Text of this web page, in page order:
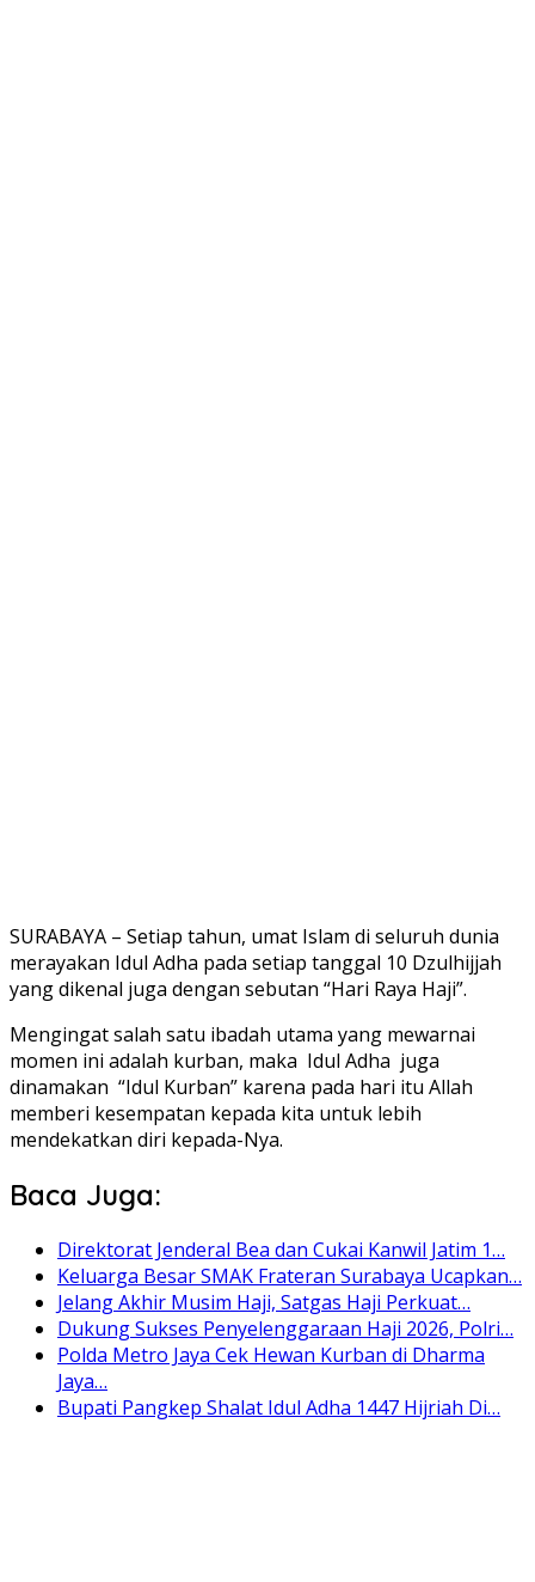
SURABAYA – Setiap tahun, umat Islam di seluruh dunia
merayakan Idul Adha pada setiap tanggal 10 Dzulhijjah
yang dikenal juga dengan sebutan “Hari Raya Haji”.
Mengingat salah satu ibadah utama yang mewarnai
momen ini adalah kurban, maka Idul Adha juga
dinamakan “Idul Kurban” karena pada hari itu Allah
memberi kesempatan kepada kita untuk lebih
mendekatkan diri kepada-Nya.
Baca Juga:
Direktorat Jenderal Bea dan Cukai Kanwil Jatim 1…
Keluarga Besar SMAK Frateran Surabaya Ucapkan…
Jelang Akhir Musim Haji, Satgas Haji Perkuat…
Dukung Sukses Penyelenggaraan Haji 2026, Polri…
Polda Metro Jaya Cek Hewan Kurban di Dharma
Jaya…
Bupati Pangkep Shalat Idul Adha 1447 Hijriah Di…